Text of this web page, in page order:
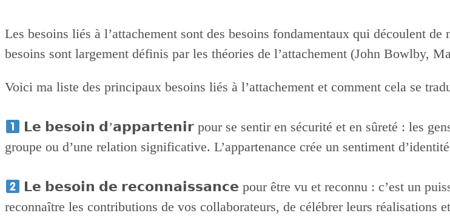
Les besoins liés à l’attachement sont des besoins fondamentaux qui découlent
besoins sont largement définis par les théories de l’attachement (John Bowlby,
Voici ma liste des principaux besoins liés à l’attachement et comment cela se
𝗟𝗲 𝗯𝗲𝘀𝗼𝗶𝗻 𝗱’𝗮𝗽𝗽𝗮𝗿𝘁𝗲𝗻𝗶𝗿 pour se sentir en sécurité et en sûreté : les
groupe ou d’une relation significative. L’appartenance crée un sentiment
𝗟𝗲 𝗯𝗲𝘀𝗼𝗶𝗻 𝗱𝗲 𝗿𝗲𝗰𝗼𝗻𝗻𝗮𝗶𝘀𝘀𝗮𝗻𝗰𝗲 pour être vu et reconnu : c’est un
reconnaître les contributions de vos collaborateurs, de célébrer leurs réalisations